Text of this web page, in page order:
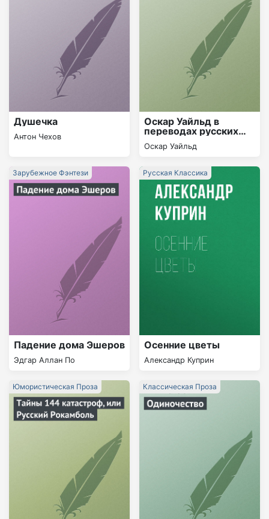
Душечка
Антон Чехов
Оскар Уайльд в
переводах русских
поэтов
Оскар Уайльд
Падение дома Эшеров
Эдгар Аллан По
Зарубежное Фэнтези
Осенние цветы
Александр Куприн
Русская Классика
Юмористическая Проза Классическая Проза